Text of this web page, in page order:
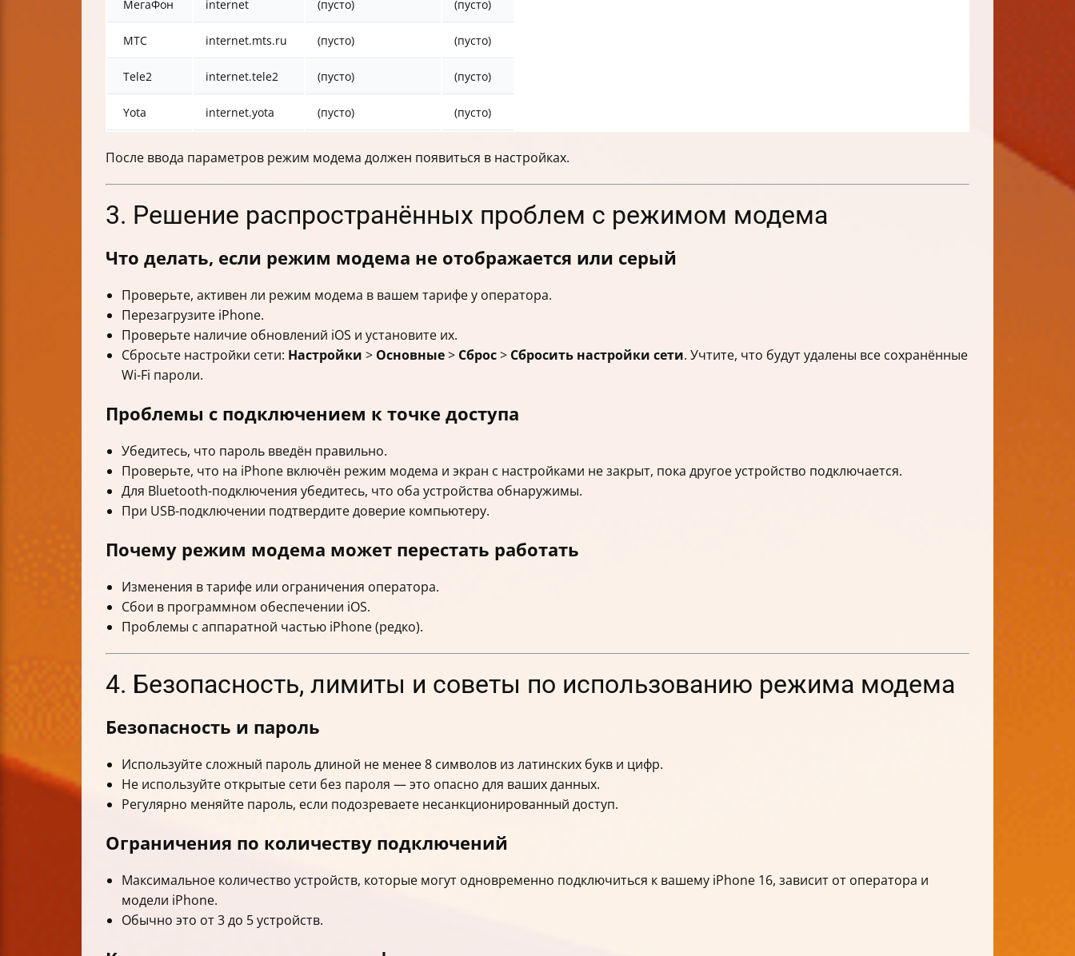
МегаФон internet (пусто) (пусто)
МТС internet.mts.ru (пусто) (пусто)
Tele2 internet.tele2 (пусто) (пусто)
Yota internet.yota (пусто) (пусто)
После ввода параметров режим модема должен появиться в настройках.
3. Решение распространённых проблем с режимом модема
Что делать, если режим модема не отображается или серый
Проверьте, активен ли режим модема в вашем тарифе у оператора.
Перезагрузите iPhone.
Проверьте наличие обновлений iOS и установите их.
Сбросьте настройки сети: Настройки > Основные> Сброс> Сбросить настройки сети. Учтите, что будут удалены все сохранённые
Wi-Fi пароли.
Проблемы с подключением к точке доступа
Убедитесь, что пароль введён правильно.
Проверьте, что на iPhone включён режим модема и экран с настройками не закрыт, пока другое устройство подключается.
Для Bluetooth-подключения убедитесь, что оба устройства обнаружимы.
При USB-подключении подтвердите доверие компьютеру.
Почему режим модема может перестать работать
Изменения в тарифе или ограничения оператора.
Сбои в программном обеспечении iOS.
Проблемы с аппаратной частью iPhone (редко).
4. Безопасность, лимиты и советы по использованию режима модема
Безопасность и пароль
Используйте сложный пароль длиной не менее 8 символов из латинских букв и цифр.
Не используйте открытые сети без пароля — это опасно для ваших данных.
Регулярно меняйте пароль, если подозреваете несанкционированный доступ.
Ограничения по количеству подключений
Максимальное количество устройств, которые могут одновременно подключиться к вашему iPhone 16, зависит от оператора и
модели iPhone.
Обычно это от 3 до 5 устройств.